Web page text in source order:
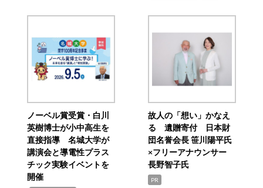
ノーベル賞受賞・白川
英樹博士が小中高生を
直接指導 名城大学が
講演会と導電性プラス
チック実験イベントを
開催
故人の「想い」かなえ
る 遺贈寄付 日本財
団名誉会長 笹川陽平氏
×フリーアナウンサー
長野智子氏
PR